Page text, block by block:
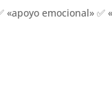
emocional»